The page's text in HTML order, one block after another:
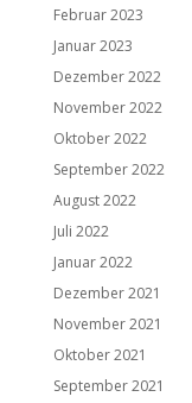
Februar 2023
Januar 2023
Dezember 2022
November 2022
Oktober 2022
September 2022
August 2022
Juli 2022
Januar 2022
Dezember 2021
November 2021
Oktober 2021
September 2021